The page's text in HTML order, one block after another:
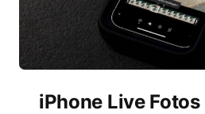
iPhone Live